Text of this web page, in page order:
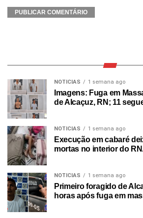
NOTICIAS 1 semana ago
Imagens: Fuga em
de Alcaçuz, RN; 11
NOTICIAS 1 semana ago
Execução em cabaré
mortas no interior do
NOTICIAS 1 semana ago
Primeiro foragido de
horas após fuga em